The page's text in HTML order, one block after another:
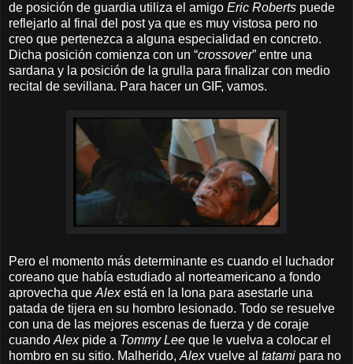
de posición de guardia utiliza el amigo Eric Roberts puede
reflejarlo al final del post ya que es muy vistosa pero no
creo que pertenezca a alguna especialidad en concreto.
Dicha posición comienza con un “crossover” entre una
sardana y la posición de la grulla para finalizar con medio
recital de sevillana. Para hacer un GIF, vamos.
Pero el momento más determinante es cuando el luchador
coreano que había estudiado al norteamericano a fondo
aprovecha queAlexestá en la lona para asestarle una
patada de tijera en su hombro lesionado. Todo se resuelve
con una de las mejores escenas de fuerza y de coraje
cuandoAlexpide a Tommy Lee que le vuelva a colocar el
hombro en su sitio. Malherido,Alexvuelve al tatami para no